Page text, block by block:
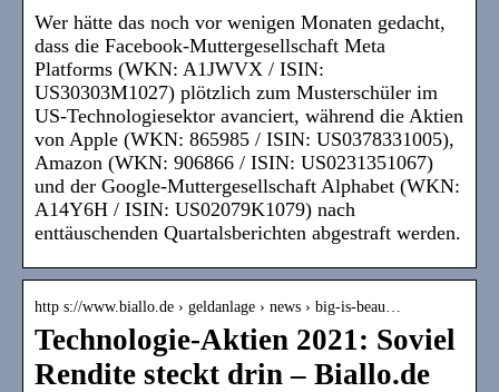
Wer hätte das noch vor wenigen Monaten gedacht,
dass die Facebook-Muttergesellschaft Meta
Platforms (WKN: A1JWVX / ISIN:
US30303M1027) plötzlich zum Musterschüler im
US-Technologiesektor avanciert, während die Aktien
von Apple (WKN: 865985 / ISIN: US0378331005),
Amazon (WKN: 906866 / ISIN: US0231351067)
und der Google-Muttergesellschaft Alphabet (WKN:
A14Y6H / ISIN: US02079K1079) nach
enttäuschenden Quartalsberichten abgestraft werden.
http s://www.biallo.de › geldanlage › news › big-is-beau…
Technologie-Aktien 2021: Soviel
Rendite steckt drin – Biallo.de